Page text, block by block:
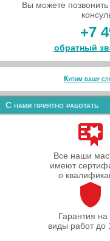
Вы можете
+7
обратный
Купим вашу
С нами приятно работать
Все наши
имеют
о
Гарантия на
виды работ до